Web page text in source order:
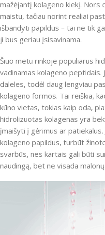
mažėjantį kolageno kiekį. Nors
maistu, tačiau norint realiai
išbandyti papildus – tai ne tik
ji bus geriau įsisavinama.
Šiuo metu rinkoje populiarus
vadinamas kolageno peptidais.
daleles, todėl daug lengviau
kolageno formos. Tai reiškia,
kūno vietas, tokias kaip oda,
hidrolizuotas kolagenas yra
įmaišyti į gėrimus ar
kolageno papildus, turbūt
svarbūs, nes kartais gali būti
naudingą, bet ne visada